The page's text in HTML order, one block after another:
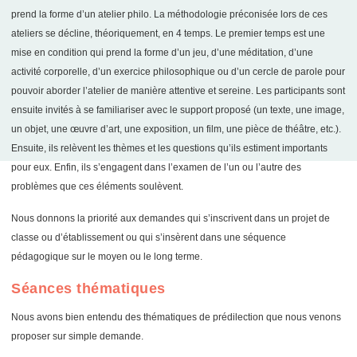
prend la forme d’un atelier philo. La méthodologie préconisée lors de ces
ateliers se décline, théoriquement, en 4 temps. Le premier temps est une
mise en condition qui prend la forme d’un jeu, d’une méditation, d’une
activité corporelle, d’un exercice philosophique ou d’un cercle de parole pour
pouvoir aborder l’atelier de manière attentive et sereine. Les participants sont
ensuite invités à se familiariser avec le support proposé (un texte, une image,
un objet, une œuvre d’art, une exposition, un film, une pièce de théâtre, etc.).
Ensuite, ils relèvent les thèmes et les questions qu’ils estiment importants
pour eux. Enfin, ils s’engagent dans l’examen de l’un ou l’autre des
problèmes que ces éléments soulèvent.
Nous donnons la priorité aux demandes qui s’inscrivent dans un projet de
classe ou d’établissement ou qui s’insèrent dans une séquence
pédagogique sur le moyen ou le long terme.
Séances thématiques
Nous avons bien entendu des thématiques de prédilection que nous venons
proposer sur simple demande.